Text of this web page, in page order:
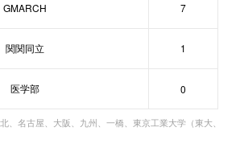
GMARCH 7
関関同立 1
医学部 0
、名古屋、大阪、九州、一橋、東京工業大学（東大、